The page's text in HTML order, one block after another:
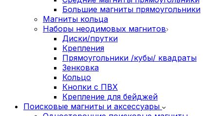
Большие магниты прямоугольники
Магниты кольца
Наборы неодимовых магнитов
Диски/прутки
Крепления
Прямоугольники /кубы/ квадраты
Зенковка
Кольцо
Кнопки с ПВХ
Крепление для бейджей
Поисковые магниты и аксессуары